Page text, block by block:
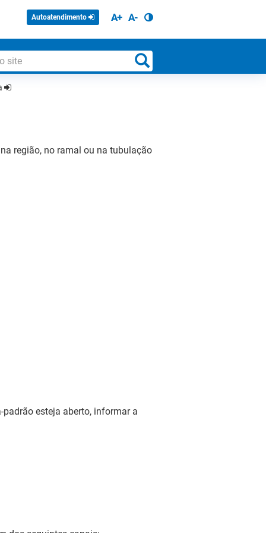
Autoatendimento A+ A-
região, no ramal ou na tubulação
esteja aberto, informar a